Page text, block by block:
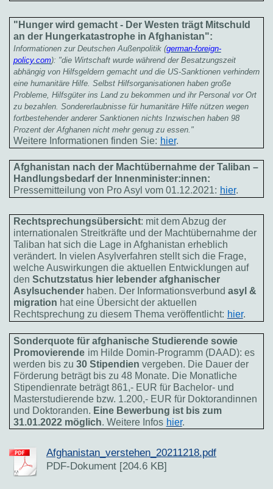
"Hunger wird gemacht - Der Westen trägt Mitschuld
an der Hungerkatastrophe in Afghanistan":
Informationen zur Deutschen Außenpolitik (german-foreign-
policy.com): "die Wirtschaft wurde während der Besatzungszeit
abhängig von Hilfsgeldern gemacht und die US-Sanktionen verhindern
eine humanitäre Hilfe. Selbst Hilfsorganisationen haben große
Probleme, Hilfsgüter ins Land zu bekommen und ihr Personal vor Ort
zu bezahlen. Sondererlaubnisse für humanitäre Hilfe nützen wegen
fortbestehender anderer Sanktionen nichts Inzwischen haben 98
Prozent der Afghanen nicht mehr genug zu essen."
Weitere Informationen finden Sie: hier.
Afghanistan nach der Machtübernahme der Taliban –
Handlungsbedarf der Innenminister:innen:
Pressemitteilung von Pro Asyl vom 01.12.2021: hier.
Rechtsprechungsübersicht: mit dem Abzug der
internationalen Streitkräfte und der Machtübernahme der
Taliban hat sich die Lage in Afghanistan erheblich
verändert. In vielen Asylverfahren stellt sich die Frage,
welche Auswirkungen die aktuellen Entwicklungen auf
den Schutzstatus hier lebender afghanischer
Asylsuchenderhaben. Der Informationsverbund asyl &
migration hat eine Übersicht der aktuellen
Rechtsprechung zu diesem Thema veröffentlicht: hier.
Sonderquote für afghanische Studierende sowie
Promovierende im Hilde Domin-Programm (DAAD): es
werden bis zu 30 Stipendien vergeben. Die Dauer der
Förderung beträgt bis zu 48 Monate. Die Monatliche
Stipendienrate beträgt 861,- EUR für Bachelor- und
Masterstudierende bzw. 1.200,- EUR für Doktorandinnen
und Doktoranden. Eine Bewerbung ist bis zum
31.01.2022 möglich. Weitere Infos hier.
Afghanistan_verstehen_20211218.pdf
PDF-Dokument [204.6 KB]